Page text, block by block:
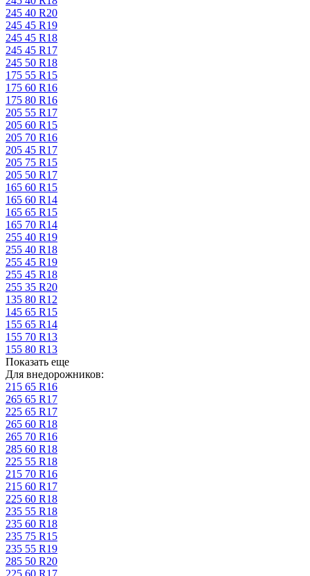
245 40 R20
245 45 R19
245 45 R18
245 45 R17
245 50 R18
175 55 R15
175 60 R16
175 80 R16
205 55 R17
205 60 R15
205 70 R16
205 45 R17
205 75 R15
205 50 R17
165 60 R15
165 60 R14
165 65 R15
165 70 R14
255 40 R19
255 40 R18
255 45 R19
255 45 R18
255 35 R20
135 80 R12
145 65 R15
155 65 R14
155 70 R13
155 80 R13
Показать еще
Для внедорожников:
215 65 R16
265 65 R17
225 65 R17
265 60 R18
265 70 R16
285 60 R18
225 55 R18
215 70 R16
215 60 R17
225 60 R18
235 55 R18
235 60 R18
235 75 R15
235 55 R19
285 50 R20
225 60 R17